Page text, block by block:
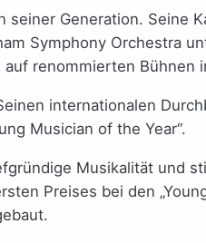
Generation. Seine
Symphony Orchestra
renommierten Bühnen
internationalen
Musician of the Year“.
Musikalität und
Preises bei den